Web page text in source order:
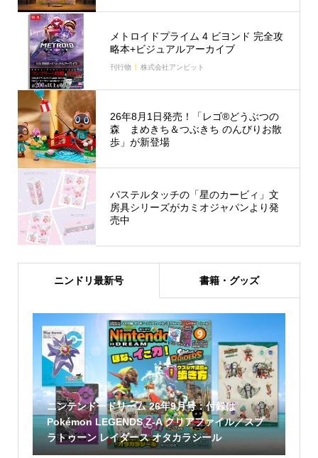
メトロイドプライム 4 ビヨンド 完全攻
略本+ビジュアルアーカイブ
刊行物 株式会社アンビット
26年8月1日発売！「レゴ®どうぶつの
森 まめきち＆つぶきち のんびりお散
歩」が新登場
パステルタッチの「星のカービィ」文
房具シリーズがカミオジャパンより発
売中
ニンドリ最新号 書籍・グッズ
ニンテンドードリーム 26年9月号：付録は
Pokémon LEGENDS Z-A クリアファイル／スプ
ラトゥーン レイダース オタカラシール